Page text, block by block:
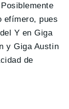
efímero, pues
Y en Giga
y Giga Austin
de